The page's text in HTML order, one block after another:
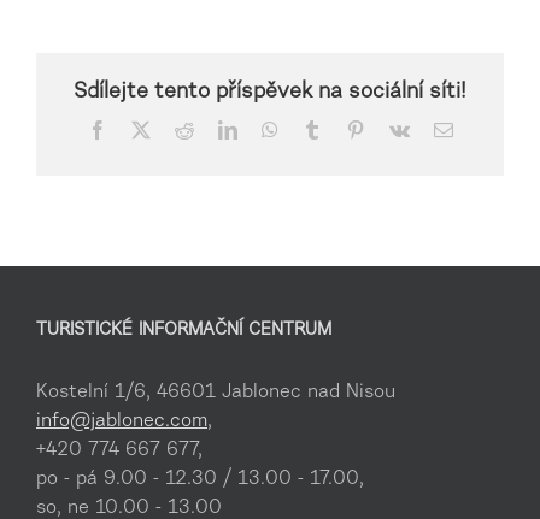
Sdílejte tento příspěvek na sociální síti!
Facebook RedditLinkedInWhatsApp
Tumblr Pinterest
Vk
E-
TURISTICKÉ INFORMAČNÍ CENTRUM
Kostelní 1/6, 46601 Jablonec nad Nisou
info@jablonec.com,
+420 774 667 677,
po - pá 9.00 - 12.30 / 13.00 - 17.00,
so, ne 10.00 - 13.00